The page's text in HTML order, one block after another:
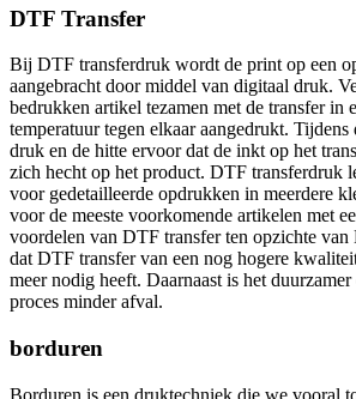
DTF Transfer
Bij DTF transferdruk wordt de print op een
aangebracht door middel van digitaal druk.
bedrukken artikel tezamen met de transfer in
temperatuur tegen elkaar aangedrukt. Tijdens
druk en de hitte ervoor dat de inkt op het
zich hecht op het product. DTF transferdruk
voor gedetailleerde opdrukken in meerdere
voor de meeste voorkomende artikelen met
voordelen van DTF transfer ten opzichte
dat DTF transfer van een nog hogere
meer nodig heeft. Daarnaast is het
proces minder afval.
borduren
Borduren is een druktechniek die we vooral